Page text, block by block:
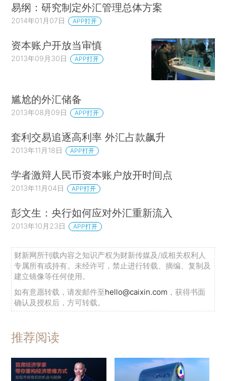
易纲：研究制定外汇管理总体方案
2014年01月07日 APP打开
资本账户开放当审慎
2013年09月30日 APP打开
尴尬的外汇储备
2013年08月09日 APP打开
套利交易追逐高利率 外汇占款飙升
2013年11月18日 APP打开
学者激辩人民币资本账户放开时间点
2013年11月04日 APP打开
彭文生：央行如何应对外汇重新流入
2013年10月23日 APP打开
财新网所刊载内容之知识产权为财新传媒及/或相关权利人
专属所有或持有。未经许可，禁止进行转载、摘编、复制及
建立镜像等任何使用。
如有意愿转载，请发邮件至hello@caixin.com ，获得书面
确认及授权后，方可转载。
推荐阅读